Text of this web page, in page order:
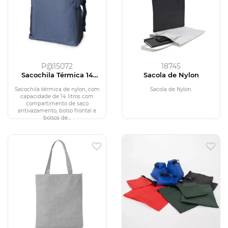
P@15072
Sacochila Térmica 14
Sacochila térmica de nylon, com
capacidade de 14 litros com
compartimento de saco
antivazamento, bolso frontal e
bolsos de...
18745
Sacola de Nylon
Sacola de Nylon.